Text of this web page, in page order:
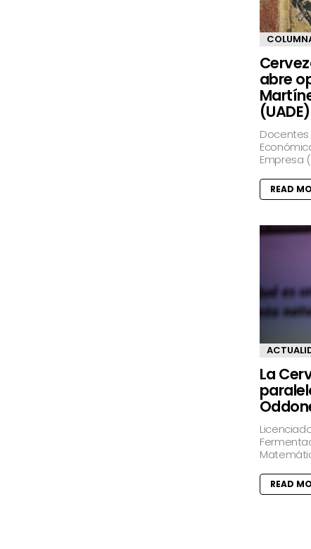
abre
(UADE)
Empresa
READ
La
READ